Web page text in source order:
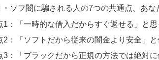
・ソフ闇に騙される人の7つの共通点、あな
1：「一時的な借入だからすぐ返せる」と思
2：「ソフトだから従来の闇金より安全」と
3：「ブラックだから正規の方法では絶対